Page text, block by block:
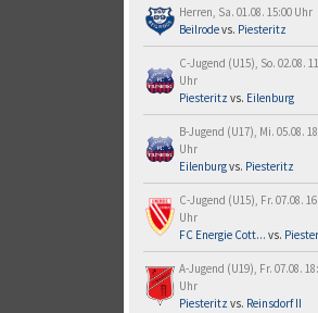
Herren, Sa. 01.08. 15:00 Uhr
Beilrodevs. Piesteritz
C-Jugend (U15), So. 02.08.
Uhr
Piesteritz vs. Eilenburg
B-Jugend (U17), Mi. 05.08.
Uhr
Eilenburgvs. Piesteritz
C-Jugend (U15), Fr. 07.08.
Uhr
FC Energie Cott... vs.
A-Jugend (U19), Fr. 07.08.
Uhr
Piesteritz vs. Reinsdorf II